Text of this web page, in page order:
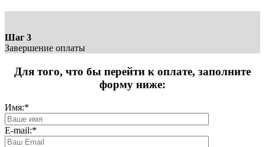
Шаг 3
Завершение оплаты
Для того, что бы перейти к оплате, заполните
форму ниже:
Имя:*
E-mail:*